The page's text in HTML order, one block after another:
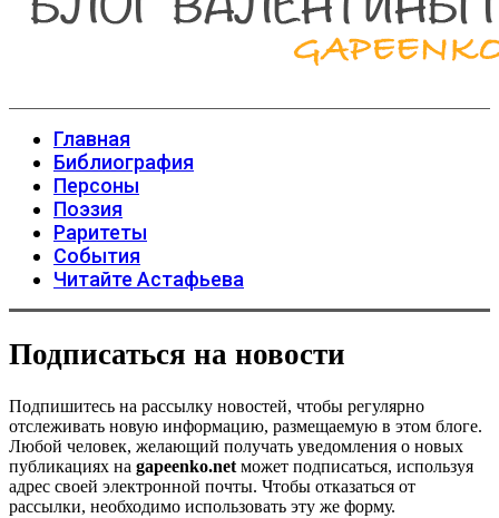
Главная
Библиография
Персоны
Поэзия
Раритеты
События
Читайте Астафьева
Подписаться на новости
Подпишитесь на рассылку новостей, чтобы регулярно
отслеживать новую информацию, размещаемую в этом блоге.
Любой человек, желающий получать уведомления о новых
публикациях на gapeenko.net может подписаться, используя
адрес своей электронной почты. Чтобы отказаться от
рассылки, необходимо использовать эту же форму.